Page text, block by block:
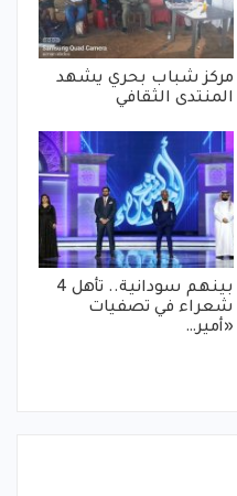
مركز شباب بحري يشهد
المنتدى الثقافي
بينهم سودانية.. تأهل 4
شعراء في تصفيات
«أمير…